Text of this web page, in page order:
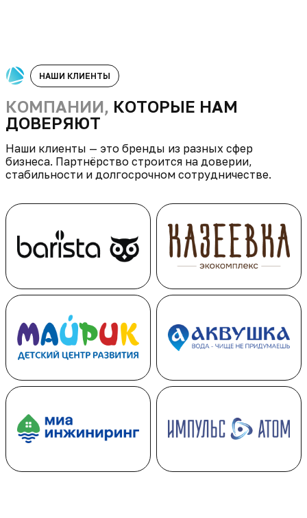
НАШИ КЛИЕНТЫ
КОМПАНИИ, КОТОРЫЕ НАМ
ДОВЕРЯЮТ
Наши клиенты — это бренды из разных сфер
бизнеса. Партнёрство строится на доверии,
стабильности и долгосрочном сотрудничестве.